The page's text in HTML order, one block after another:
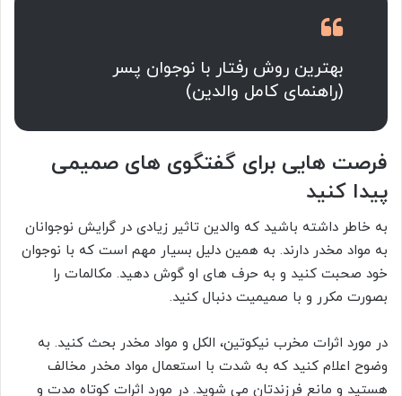
بهترین روش رفتار با نوجوان پسر
(راهنمای کامل والدین)
فرصت هایی برای گفتگوی های صمیمی
پیدا کنید
به خاطر داشته باشید که والدین تاثیر زیادی در گرایش نوجوانان
به مواد مخدر دارند. به همین دلیل بسیار مهم است که با نوجوان
خود صحبت کنید و به حرف های او گوش دهید. مکالمات را
بصورت مکرر و با صمیمیت دنبال کنید.
در مورد اثرات مخرب نیکوتین، الکل و مواد مخدر بحث کنید. به
وضوح اعلام کنید که به شدت با استعمال مواد مخدر مخالف
هستید و مانع فرزندتان می شوید. در مورد اثرات کوتاه مدت و